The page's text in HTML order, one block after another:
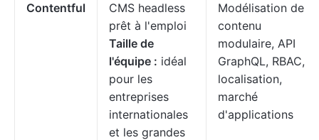
Contentful
CMS headless
prêt à l'emploi
Taille de
l'équipe : idéal
pour les
entreprises
internationales
et les grandes
Modélisation de
contenu
modulaire, API
GraphQL, RBAC,
localisation,
marché
d'applications